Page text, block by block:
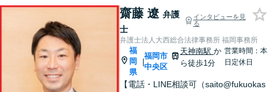
します。お悩みの方はご相談くださ
い。
齋藤 遼 弁護
士
インタビューを見
る
弁護士法人大西総合法律事務所 福岡事務所
福
岡
県
|
福岡市
中央区
天神南駅か
ら徒歩1分
営業時間：本
日定休日
【電話・LINE相談可（saito@fukuokas